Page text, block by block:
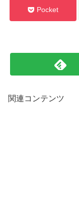
Pocket
関連コンテンツ